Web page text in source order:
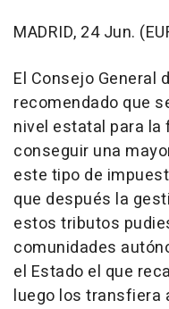
MADRID, 24 Jun.
El Consejo General
recomendado que
nivel estatal para
conseguir una
este tipo de
que después la
estos tributos
comunidades
el Estado el que
luego los transfiera